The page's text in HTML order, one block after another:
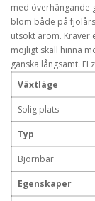
med överhängande
blom både på
utsökt arom. Kräver
möjligt skall hinna
ganska långsamt. FI
Växtläge
Solig plats
Typ
Björnbär
Egenskaper